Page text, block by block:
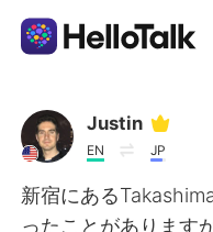
Language
AI Grammar
Justin
EN JP
新宿にある
ったことがあります